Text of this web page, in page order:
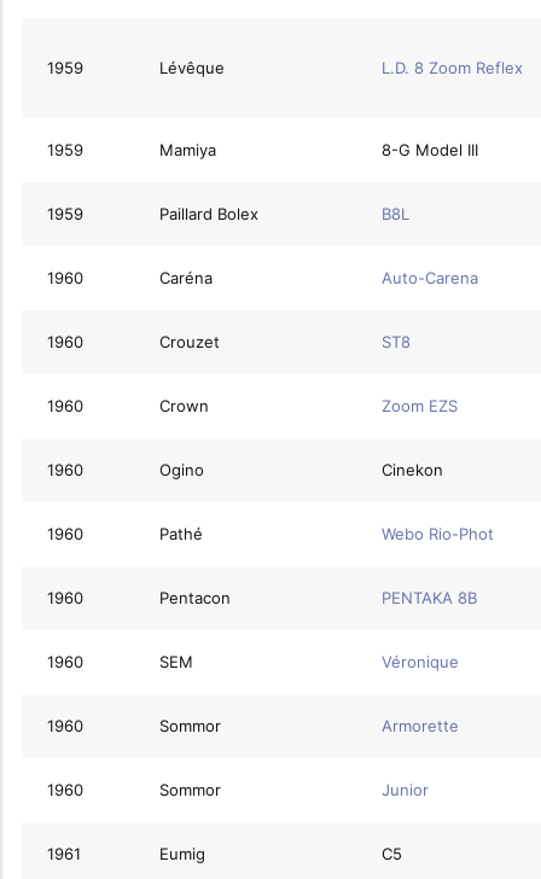
1959 Lévêque L.D. 8 Zoom Reflex
1959 Mamiya 8-G Model III
1959 Paillard Bolex B8L
1960 Caréna Auto-Carena
1960 Crouzet ST8
1960 Crown Zoom EZS
1960 Ogino Cinekon
1960 Pathé Webo Rio-Phot
1960 Pentacon PENTAKA 8B
1960 SEM Véronique
1960 Sommor Armorette
1960 Sommor Junior
1961 Eumig C5